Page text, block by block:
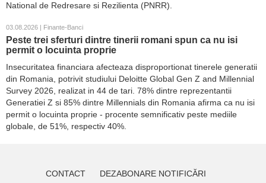
National de Redresare si Rezilienta (PNRR).
03.08.2026 | Finante-Banci
Peste trei sferturi dintre tinerii romani spun ca nu isi
permit o locuinta proprie
Insecuritatea financiara afecteaza disproportionat tinerele generatii
din Romania, potrivit studiului Deloitte Global Gen Z and Millennial
Survey 2026, realizat in 44 de tari. 78% dintre reprezentantii
Generatiei Z si 85% dintre Millennials din Romania afirma ca nu isi
permit o locuinta proprie - procente semnificativ peste mediile
globale, de 51%, respectiv 40%.
CONTACT DEZABONARE NOTIFICĂRI